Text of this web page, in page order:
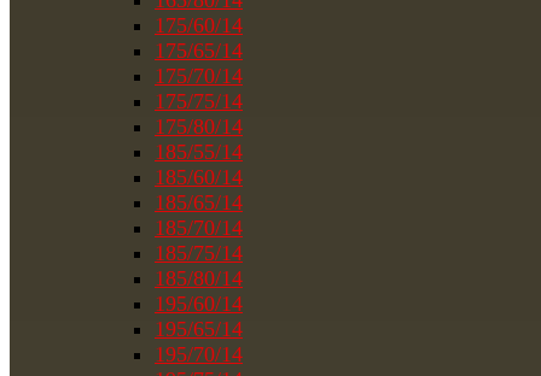
175/60/14
175/65/14
175/70/14
175/75/14
175/80/14
185/55/14
185/60/14
185/65/14
185/70/14
185/75/14
185/80/14
195/60/14
195/65/14
195/70/14